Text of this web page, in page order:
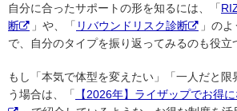
自分に合ったサポートの形を知るには、「
断
」や、「 リバウンドリスク診断
」の
で、自分のタイプを振り返ってみるのも役立
もし「本気で体型を変えたい」「一人だと
う場合は、「
【2026年】ライザップでお得